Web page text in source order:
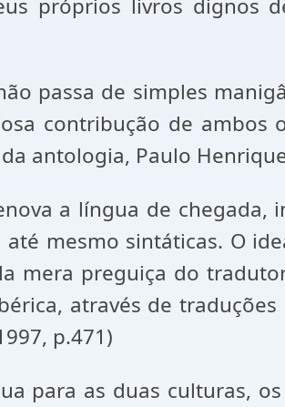
próprios livros
passa de simples
contribução de ambos
antologia, Paulo
a língua de
mesmo sintáticas. O
mera preguiça do
através de
p.471)
para as duas culturas,